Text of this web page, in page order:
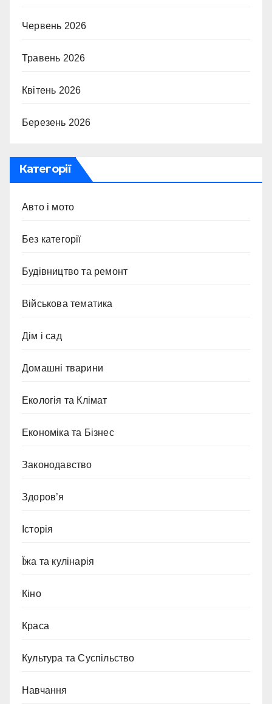
Червень 2026
Травень 2026
Квітень 2026
Березень 2026
Категорії
Авто і мото
Без категорії
Будівництво та ремонт
Військова тематика
Дім і сад
Домашні тварини
Екологія та Клімат
Економіка та Бізнес
Законодавство
Здоров’я
Історія
Їжа та кулінарія
Кіно
Краса
Культура та Суспільство
Навчання